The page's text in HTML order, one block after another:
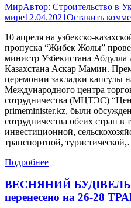
МирАвтор: Строительство в
мире12.04.2021Оставить
10 апреля на узбекско-
пропуска “Жибек Жолы”
министр Узбекистана
Казахстана Аскар Мамин.
церемонии закладки капсулы
Международного центра
сотрудничества (МЦТЭС)
primeminister.kz, были
сотрудничества обеих стран в
инвестиционной,
транспортной,
Подробнее
ВЕСНЯНИЙ
перенесено на 26-28